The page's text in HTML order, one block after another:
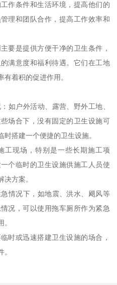
作条件和生活环境，提高他们的
理和团队合作，提高工作效率和
要是提供方便干净的卫生条件，
满意度和福利待遇。它们在工地
着积的促进作用。
如户外活动、露营、野外工地、
场合下，没有固定的卫生设施可
搭建一个便捷的卫生设施。
工现场，特别是一些长期施工项
个临时的卫生设施供施工人员使
方案。
情况下，如地震、洪水、飓风等
况，可以使用拖车厕所作为紧急
时或迅速搭建卫生设施的场合，